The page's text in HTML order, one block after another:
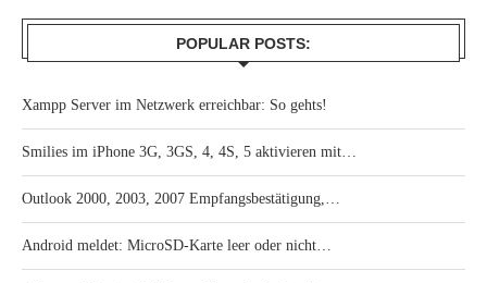
POPULAR POSTS:
Xampp Server im Netzwerk erreichbar: So gehts!
Smilies im iPhone 3G, 3GS, 4, 4S, 5 aktivieren mit…
Outlook 2000, 2003, 2007 Empfangsbestätigung,…
Android meldet: MicroSD-Karte leer oder nicht…